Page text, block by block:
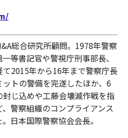
総合研究所顧問。1978年警察
等書記官や警視庁刑事部長、
2015年から16年まで警察庁長
トの警備を完遂したほか、6
じ込めや工藤会壊滅作戦を指
警察組織のコンプライアンス
日本国際警察協会会長。